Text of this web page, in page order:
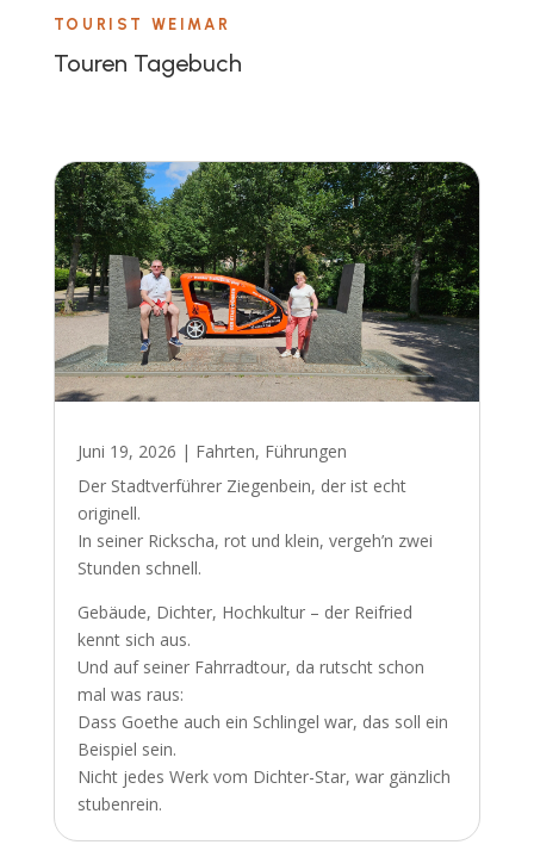
TOURIST WEIMAR
Touren Tagebuch
Juni 19, 2026 | Fahrten, Führungen
Der Stadtverführer Ziegenbein, der ist echt
originell.
In seiner Rickscha, rot und klein, vergeh’n zwei
Stunden schnell.
Gebäude, Dichter, Hochkultur – der Reifried
kennt sich aus.
Und auf seiner Fahrradtour, da rutscht schon
mal was raus:
Dass Goethe auch ein Schlingel war, das soll ein
Beispiel sein.
Nicht jedes Werk vom Dichter-Star, war gänzlich
stubenrein.